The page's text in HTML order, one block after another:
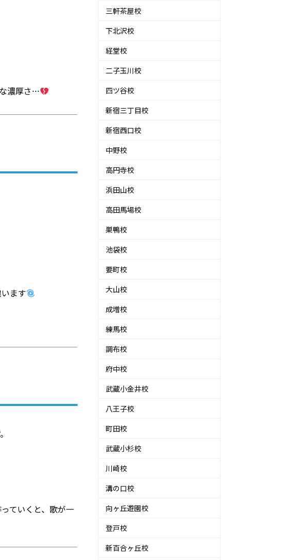
濃厚さ…
ます
ていくと、歌が一
三軒茶屋校
下北沢校
経堂校
二子玉川校
四ツ谷校
新宿三丁目校
新宿西口校
中野校
高円寺校
浜田山校
高田馬場校
巣鴨校
池袋校
要町校
大山校
成増校
練馬校
調布校
府中校
武蔵小金井校
八王子校
町田校
武蔵小杉校
川崎校
溝の口校
向ヶ丘遊園校
登戸校
新百合ヶ丘校